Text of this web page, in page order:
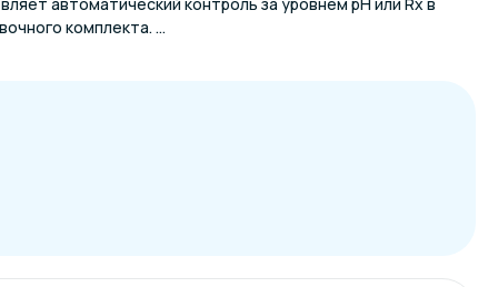
комплекта. ...